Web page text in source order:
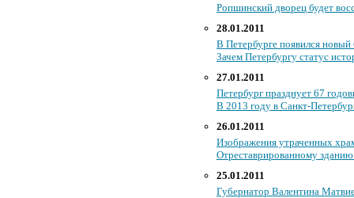
Ропшинский дворец будет
28.01.2011
В Петербурге появился
Зачем Петербургу статус
27.01.2011
Петербург празднует 67
В 2013 году в Санкт-
26.01.2011
Изображения утраченных
Отреставрированному
25.01.2011
Губернатор Валентина